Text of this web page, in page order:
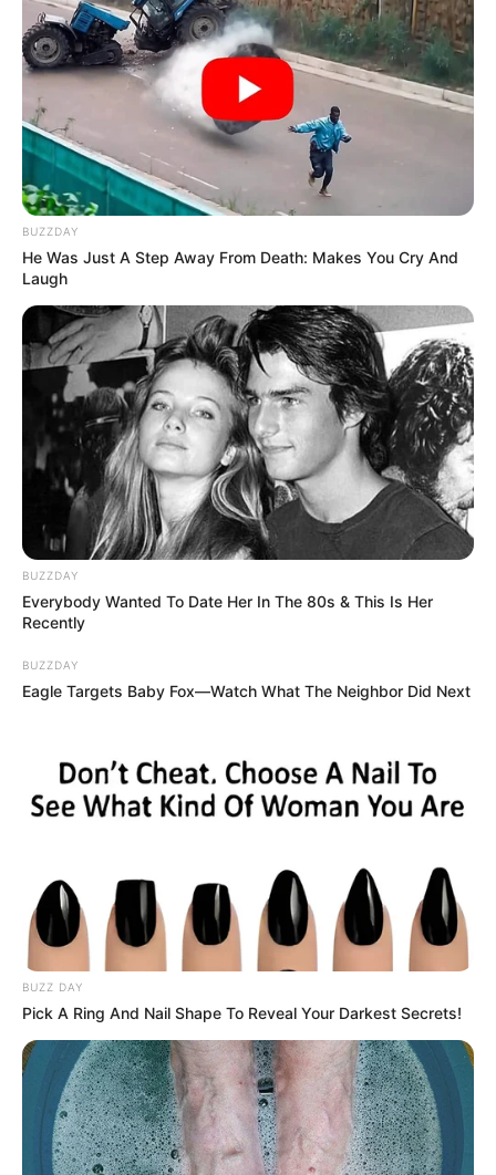
BUZZDAY
He Was Just A Step Away From Death: Makes You Cry And
Laugh
BUZZDAY
Everybody Wanted To Date Her In The 80s & This Is Her
Recently
BUZZDAY
Eagle Targets Baby Fox—Watch What The Neighbor Did Next
BUZZ DAY
Pick A Ring And Nail Shape To Reveal Your Darkest Secrets!